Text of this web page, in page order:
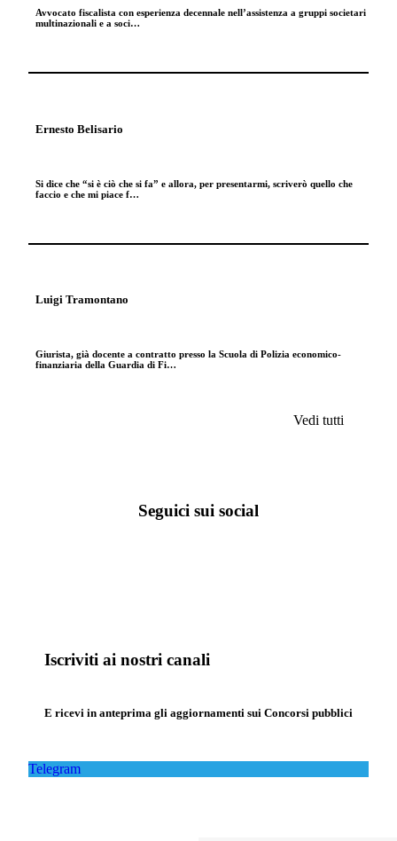
Avvocato fiscalista con esperienza decennale nell’assistenza a gruppi societari
multinazionali e a soci…
Ernesto Belisario
Si dice che “si è ciò che si fa” e allora, per presentarmi, scriverò quello che
faccio e che mi piace f…
Luigi Tramontano
Giurista, già docente a contratto presso la Scuola di Polizia economico-
finanziaria della Guardia di Fi…
Vedi tutti
Seguici sui social
Iscriviti ai nostri canali
E ricevi in anteprima gli aggiornamenti sui Concorsi pubblici
Telegram